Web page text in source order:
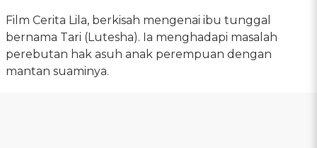
Film Cerita Lila, berkisah mengenai ibu tunggal
bernama Tari (Lutesha). Ia menghadapi masalah
perebutan hak asuh anak perempuan dengan
mantan suaminya.